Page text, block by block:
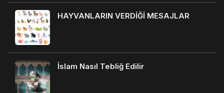
HAYVANLARIN VERDİĞİ MESAJLAR
İslam Nasıl Tebliğ Edilir